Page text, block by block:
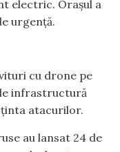
electric. Orașul a
urgență.
cu drone pe
infrastructură
atacurilor.
au lansat 24 de